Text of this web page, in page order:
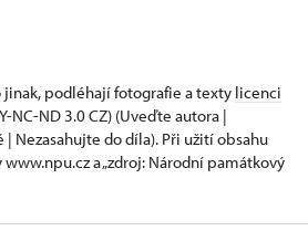
podléhají fotografie a texty licenci
NC-ND 3.0 CZ) (Uveďte autora |
Nezasahujte do díla). Při užití obsahu
a „zdroj: Národní památkový